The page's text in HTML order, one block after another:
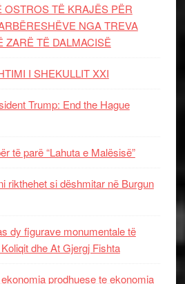
OSTROS TË KRAJËS PËR
NGA TREVA
ZARË TË DALMACISË
I SHEKULLIT XXI
Trump: End the Hague
të parë “Lahuta e Malësisë”
rikthehet si dëshmitar në Burgun
dy figurave monumentale të
dhe At Gjergj Fishta
prodhuese te ekonomia